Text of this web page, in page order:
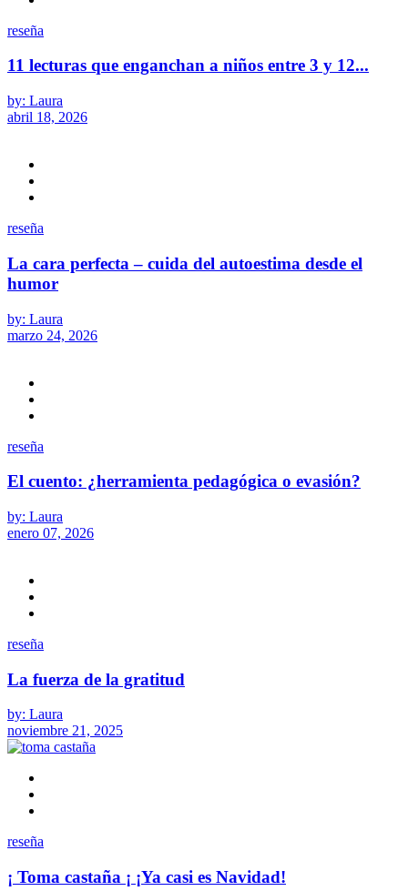
reseña
11 lecturas que enganchan a niños entre 3 y 12...
by: Laura
abril 18, 2026
reseña
La cara perfecta – cuida del autoestima desde el
humor
by: Laura
marzo 24, 2026
reseña
El cuento: ¿herramienta pedagógica o evasión?
by: Laura
enero 07, 2026
reseña
La fuerza de la gratitud
by: Laura
noviembre 21, 2025
reseña
¡ Toma castaña ¡ ¡Ya casi es Navidad!